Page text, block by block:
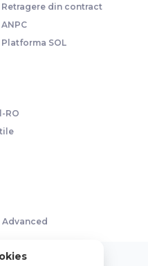
Retragere din contract
ANPC
Platforma SOL
RO